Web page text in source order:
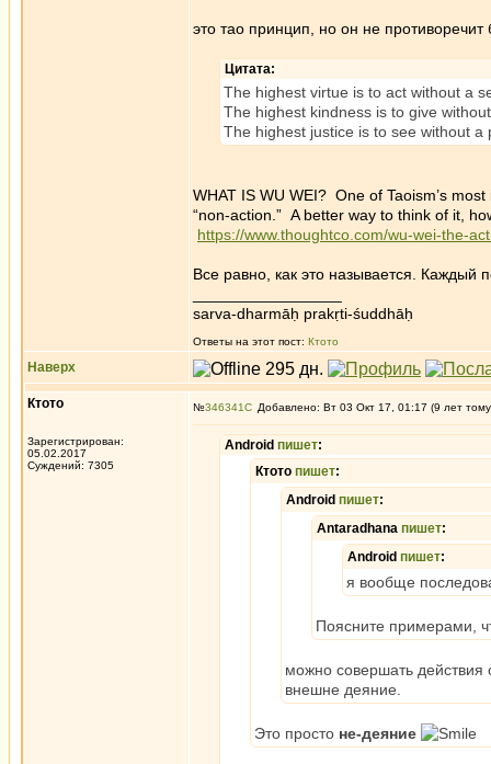
это тао принцип, но он не
Цитата:
The highest virtue is to act without a
The highest kindness is to give
The highest justice is to see without a
WHAT IS WU WEI? One of Taoism’s
“non-action.” A better way to think of it,
https://www.thoughtco.com/wu-wei-the-
Все равно, как это называется. Каждый
sarva-dharmāḥ prakṛti-śuddhāḥ
Ответы на этот пост: Ктото
Наверх
Ктото
Зарегистрирован:
05.02.2017
Суждений: 7305
№346341 Добавлено: Вт 03 Окт 17, 01:17 (9 лет
Android пишет:
Ктото пишет:
Android пишет:
Antaradhana пишет:
Android пишет:
я вообще
Поясните примерами,
можно совершать
внешне деяние.
Это просто не-деяние